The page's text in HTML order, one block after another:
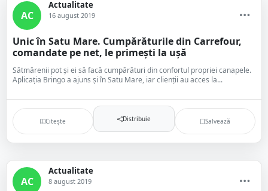
AC
Actualitate
16 august 2019
Unic în Satu Mare. Cumpărăturile din Carrefour,
comandate pe net, le primești la ușă
Sătmărenii pot și ei să facă cumpărături din confortul propriei canapele.
Aplicația Bringo a ajuns și în Satu Mare, iar clienții au acces la...
Citește Distribuie Salvează
AC
Actualitate
8 august 2019